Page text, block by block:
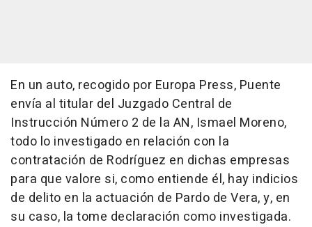
En un auto, recogido por Europa Press, Puente
envía al titular del Juzgado Central de
Instrucción Número 2 de la AN, Ismael Moreno,
todo lo investigado en relación con la
contratación de Rodríguez en dichas empresas
para que valore si, como entiende él, hay indicios
de delito en la actuación de Pardo de Vera, y, en
su caso, la tome declaración como investigada.